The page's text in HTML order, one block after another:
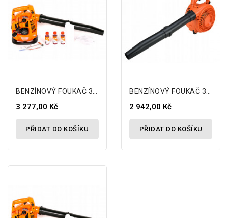
BENZÍNOVÝ FOUKAČ 350 Km/h 3KM GARDEN
3 277,00 Kč
PŘIDAT DO KOŠÍKU
BENZÍNOVÝ FOUKAČ 350 Km/h 3KM GARDEN Foukač
2 942,00 Kč
PŘIDAT DO KOŠÍKU